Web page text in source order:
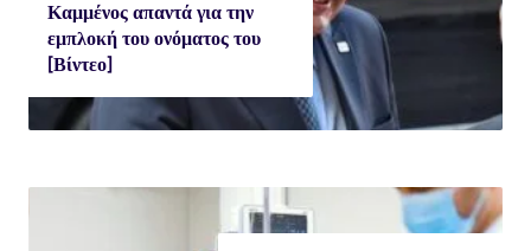
Καμμένος απαντά για την
εμπλοκή του ονόματος του
[Βίντεο]